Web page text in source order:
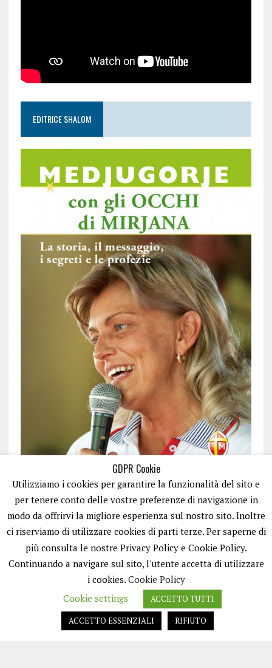
EDITRICE SHALOM
ISCRIVITI
GDPR Cookie
Utilizziamo i cookies per garantire la funzionalità del sito e
per tenere conto delle vostre preferenze di navigazione in
modo da offrirvi la migliore esperienza sul nostro sito. Inoltre
ci riserviamo di utilizzare cookies di parti terze. Per saperne di
più consulta le nostre Privacy Policy e Cookie Policy.
Continuando a navigare sul sito, l'utente accetta di utilizzare
i cookies. Cookie Policy
Cookie settings
ACCETTO TUTTI
ACCETTO ESSENZIALI
RIFIUTO